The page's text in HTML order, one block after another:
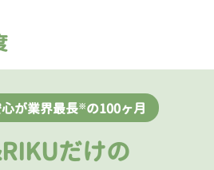
が業界最長※の100ヶ月
だけの